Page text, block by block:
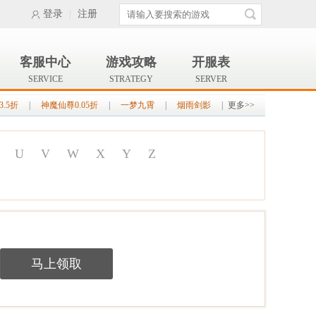
登录 注册
客服中心
SERVICE
游戏攻略
STRATEGY
开服表
SERVER
折 神魔仙尊0.05折 一梦九霄 烟雨剑影 更多>>
U V W X Y Z
马上领取